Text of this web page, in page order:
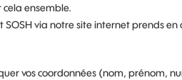
cela ensemble.
SOSH via notre site internet prends
vos coordonnées (nom, prénom,